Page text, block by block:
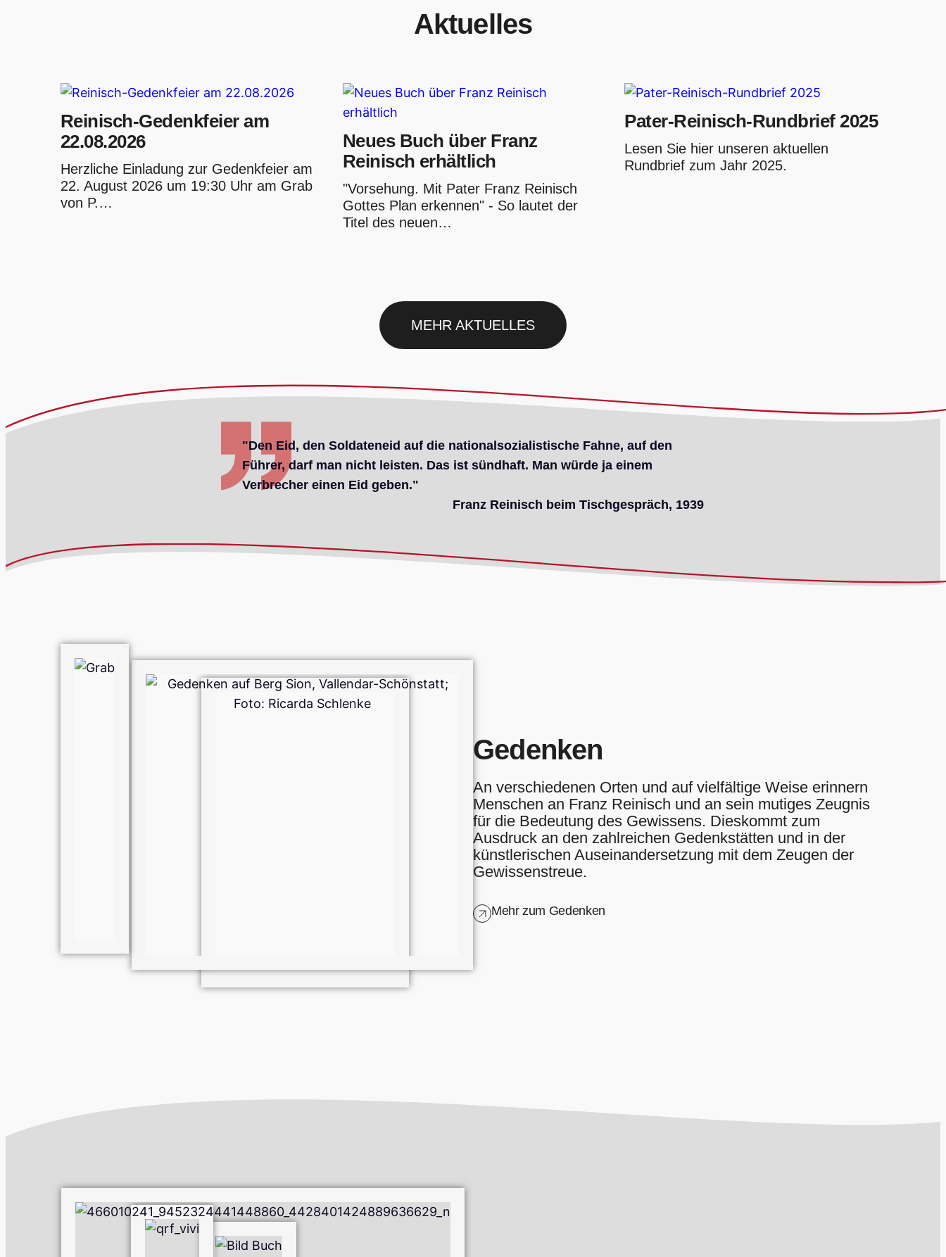
Aktuelles
Reinisch-Gedenkfeier am
22.08.2026
Herzliche Einladung zur Gedenkfeier am
22. August 2026 um 19:30 Uhr am Grab
von P.…
Neues Buch über Franz
Reinisch erhältlich
"Vorsehung. Mit Pater Franz Reinisch
Gottes Plan erkennen" - So lautet der
Titel des neuen…
Pater-Reinisch-Rundbrief 2025
Lesen Sie hier unseren aktuellen
Rundbrief zum Jahr 2025.
MEHR AKTUELLES
"Den Eid, den Soldateneid auf die nationalsozialistische Fahne, auf den
Führer, darf man nicht leisten. Das ist sündhaft. Man würde ja einem
Verbrecher einen Eid geben."
Franz Reinisch beim Tischgespräch, 1939
Gedenken
An verschiedenen Orten und auf vielfältige Weise erinnern
Menschen an Franz Reinisch und an sein mutiges Zeugnis
für die Bedeutung des Gewissens. Dieskommt zum
Ausdruck an den zahlreichen Gedenkstätten und in der
künstlerischen Auseinandersetzung mit dem Zeugen der
Gewissenstreue.
Mehr zum Gedenken